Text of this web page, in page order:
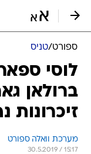
ספורט/טניס
לוסי
ברולאן
זיכרונות
מערכת וואלה ספורט
30.5.2019 / 15:17